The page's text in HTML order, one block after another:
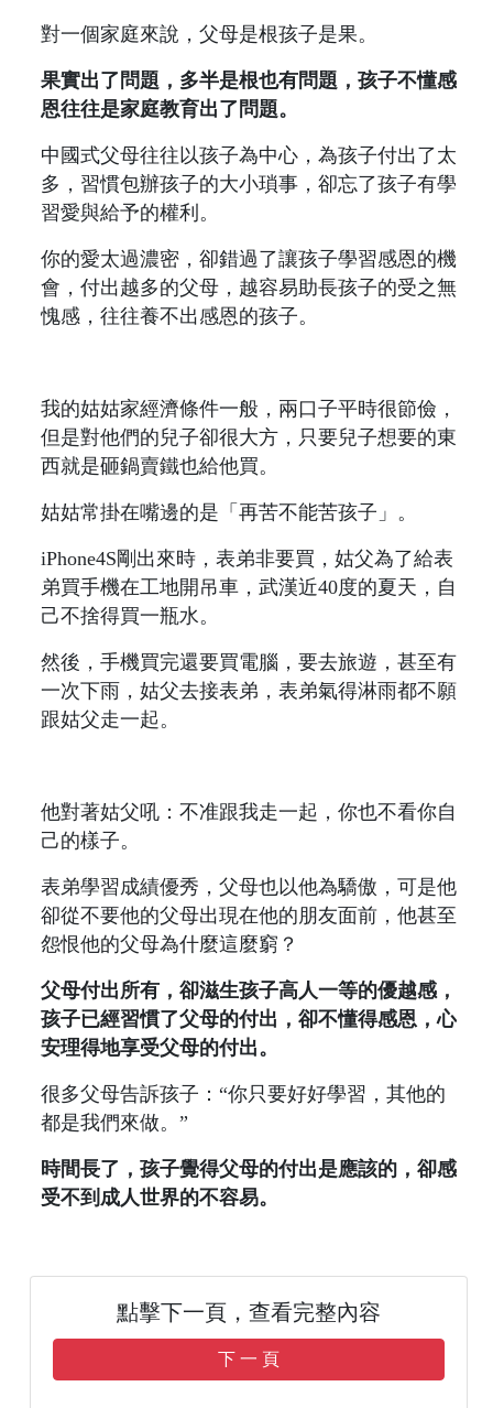
對一個家庭來說，父母是根孩子是果。
果實出了問題，多半是根也有問題，孩子不懂感
恩往往是家庭教育出了問題。
中國式父母往往以孩子為中心，為孩子付出了太
多，習慣包辦孩子的大小瑣事，卻忘了孩子有學
習愛與給予的權利。
你的愛太過濃密，卻錯過了讓孩子學習感恩的機
會，付出越多的父母，越容易助長孩子的受之無
愧感，往往養不出感恩的孩子。
我的姑姑家經濟條件一般，兩口子平時很節儉，
但是對他們的兒子卻很大方，只要兒子想要的東
西就是砸鍋賣鐵也給他買。
姑姑常掛在嘴邊的是「再苦不能苦孩子」。
iPhone4S剛出來時，表弟非要買，姑父為了給表
弟買手機在工地開吊車，武漢近40度的夏天，自
己不捨得買一瓶水。
然後，手機買完還要買電腦，要去旅遊，甚至有
一次下雨，姑父去接表弟，表弟氣得淋雨都不願
跟姑父走一起。
他對著姑父吼：不准跟我走一起，你也不看你自
己的樣子。
表弟學習成績優秀，父母也以他為驕傲，可是他
卻從不要他的父母出現在他的朋友面前，他甚至
怨恨他的父母為什麼這麼窮？
父母付出所有，卻滋生孩子高人一等的優越感，
孩子已經習慣了父母的付出，卻不懂得感恩，心
安理得地享受父母的付出。
很多父母告訴孩子：“你只要好好學習，其他的
都是我們來做。”
時間長了，孩子覺得父母的付出是應該的，卻感
受不到成人世界的不容易。
點擊下一頁，查看完整內容
下 一 頁